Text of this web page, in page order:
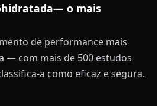
o mais
de performance mais
— com mais de 500 estudos
a como eficaz e segura.